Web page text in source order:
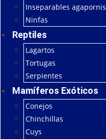
Inseparables agapornis
Ninfas
Reptiles
Lagartos
Tortugas
Serpientes
Mamíferos Exóticos
Conejos
Chinchillas
Cuys